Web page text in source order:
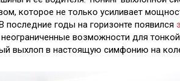
которое не только усиливает
последние годы на горизонте появился
возможности для
выхлоп в настоящую симфонию на